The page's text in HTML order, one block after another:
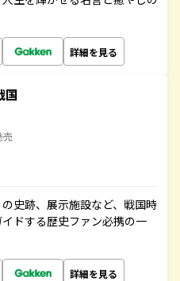
詳細を見る
国
売
史跡、展示施設など、戦国時
ドする歴史ファン必携の一
詳細を見る